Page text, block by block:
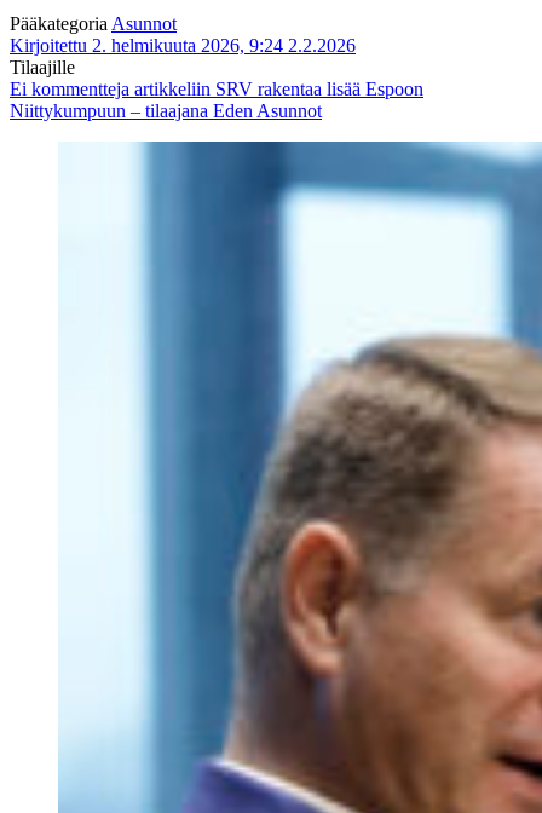
Pääkategoria Asunnot
Kirjoitettu 2. helmikuuta 2026, 9:24 2.2.2026
Tilaajille
Ei kommentteja artikkeliin SRV rakentaa lisää Espoon
Niittykumpuun – tilaajana Eden Asunnot